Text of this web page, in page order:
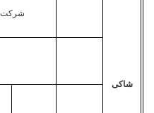
شاکی
شرکت